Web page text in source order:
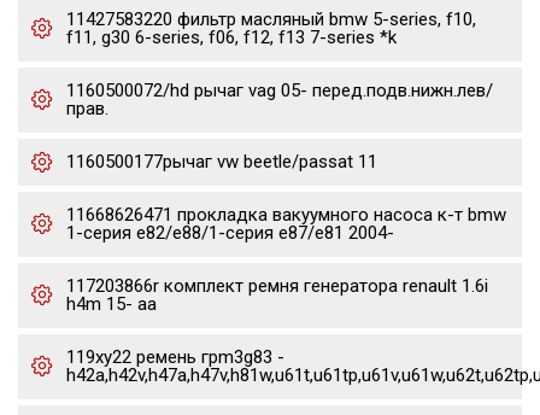
11427583220 фильтр масляный bmw 5-series, f10,
f11, g30 6-series, f06, f12, f13 7-series *k
1160500072/hd рычаг vag 05- перед.подв.нижн.лев/
прав.
1160500177рычаг vw beetle/passat 11
11668626471 прокладка вакуумного насоса к-т bmw
1-серия e82/e88/1-серия e87/e81 2004-
117203866r комплект ремня генератора renault 1.6i
h4m 15- aa
119xy22 ремень грm3g83 -